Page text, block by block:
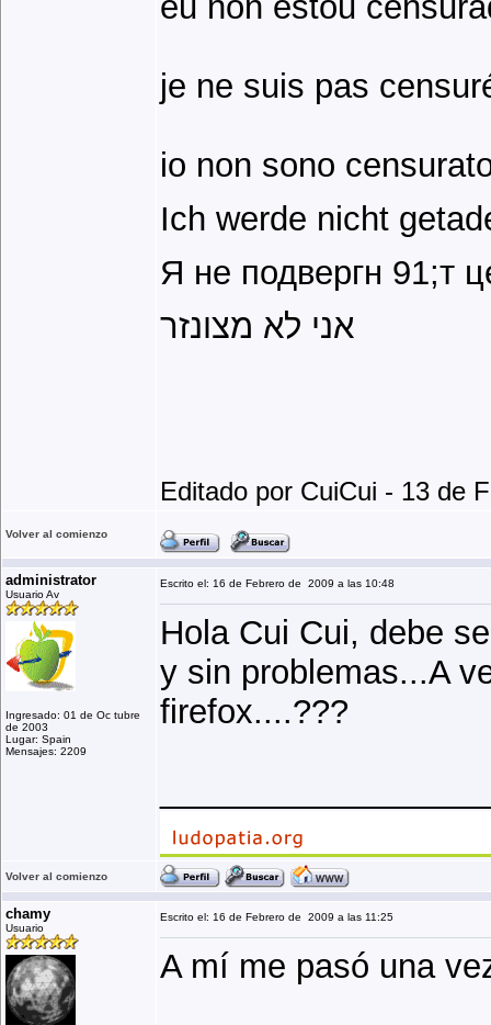
je ne suis pas
io non sono
Ich werde nicht
Я не подвергн 91;т
אני לא מצונזר
Editado por CuiCui - 13 de
Volver al comienzo
administrator
Usuario Av
Ingresado: 01 de Oc tubre
de 2003
Lugar: Spain
Mensajes: 2209
Escrito el: 16 de Febrero de 2009 a las 10:48
Hola Cui Cui, debe
y sin problemas...A
firefox....???
Volver al comienzo
chamy
Usuario
Escrito el: 16 de Febrero de 2009 a las 11:25
A mí me pasó una